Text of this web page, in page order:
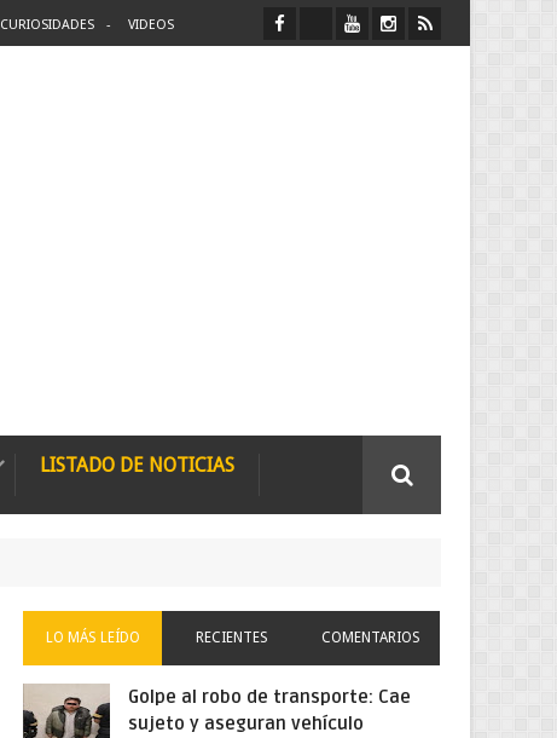
CURIOSIDADES VIDEOS
LISTADO DE NOTICIAS
LO MÁS LEÍDO RECIENTES COMENTARIOS
Golpe al robo de transporte: Cae
sujeto y aseguran vehículo